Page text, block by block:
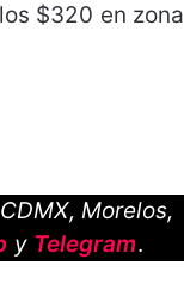
$320 en zona
Morelos,
y Telegram.